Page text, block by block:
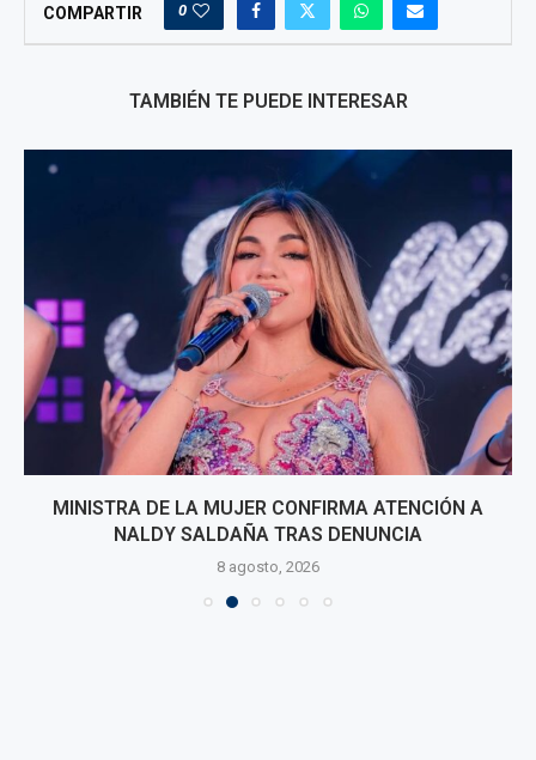
COMPARTIR 0
TAMBIÉN TE PUEDE INTERESAR
MINISTRA DE LA MUJER CONFIRMA ATENCIÓN A
NALDY SALDAÑA TRAS DENUNCIA
8 agosto, 2026